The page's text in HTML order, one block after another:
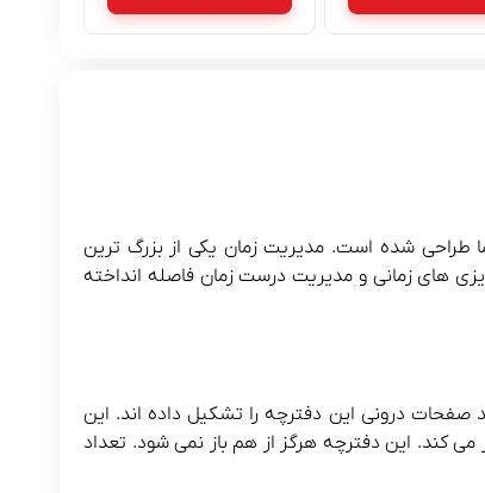
طراحی شده است. مدیریت زمان یکی از بزرگ ترین
های زمانی و مدیریت درست زمان فاصله انداخته
سانتی متر طراحی شده است. کاغذهای سفید صفحات درونی این دفترچه را تشکیل داده اند. این
کند. این دفترچه هرگز از هم باز نمی شود. تعداد